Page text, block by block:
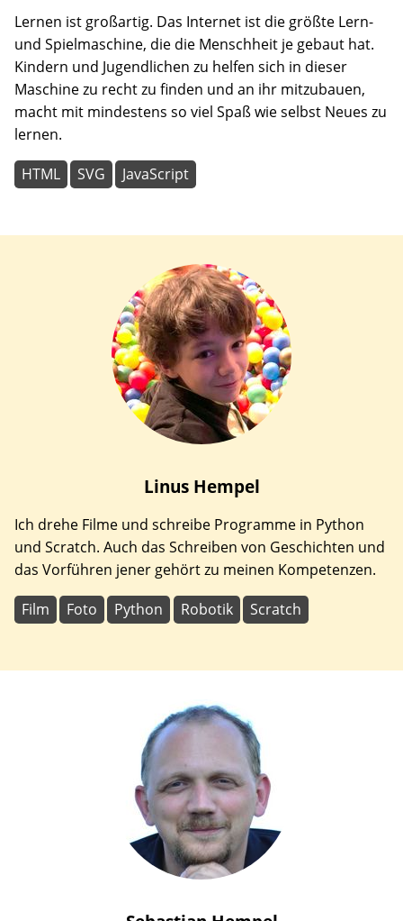
Lernen ist großartig. Das Internet ist die größte Lern-
und Spielmaschine, die die Menschheit je gebaut hat.
Kindern und Jugendlichen zu helfen sich in dieser
Maschine zu recht zu finden und an ihr mitzubauen,
macht mit mindestens so viel Spaß wie selbst Neues zu
lernen.
HTML SVG JavaScript
Linus Hempel
Ich drehe Filme und schreibe Programme in Python
und Scratch. Auch das Schreiben von Geschichten und
das Vorführen jener gehört zu meinen Kompetenzen.
Film Foto Python Robotik Scratch